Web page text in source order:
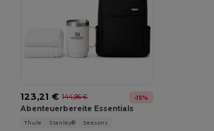
123,21 € 144,96 € -15%
Abenteuerbereite Essentials
Thule Stanley® Seasons